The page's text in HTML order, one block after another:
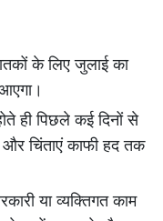
के लिए जुलाई का
ही पिछले कई दिनों से
चिंताएं काफी हद तक
या व्यक्तिगत काम